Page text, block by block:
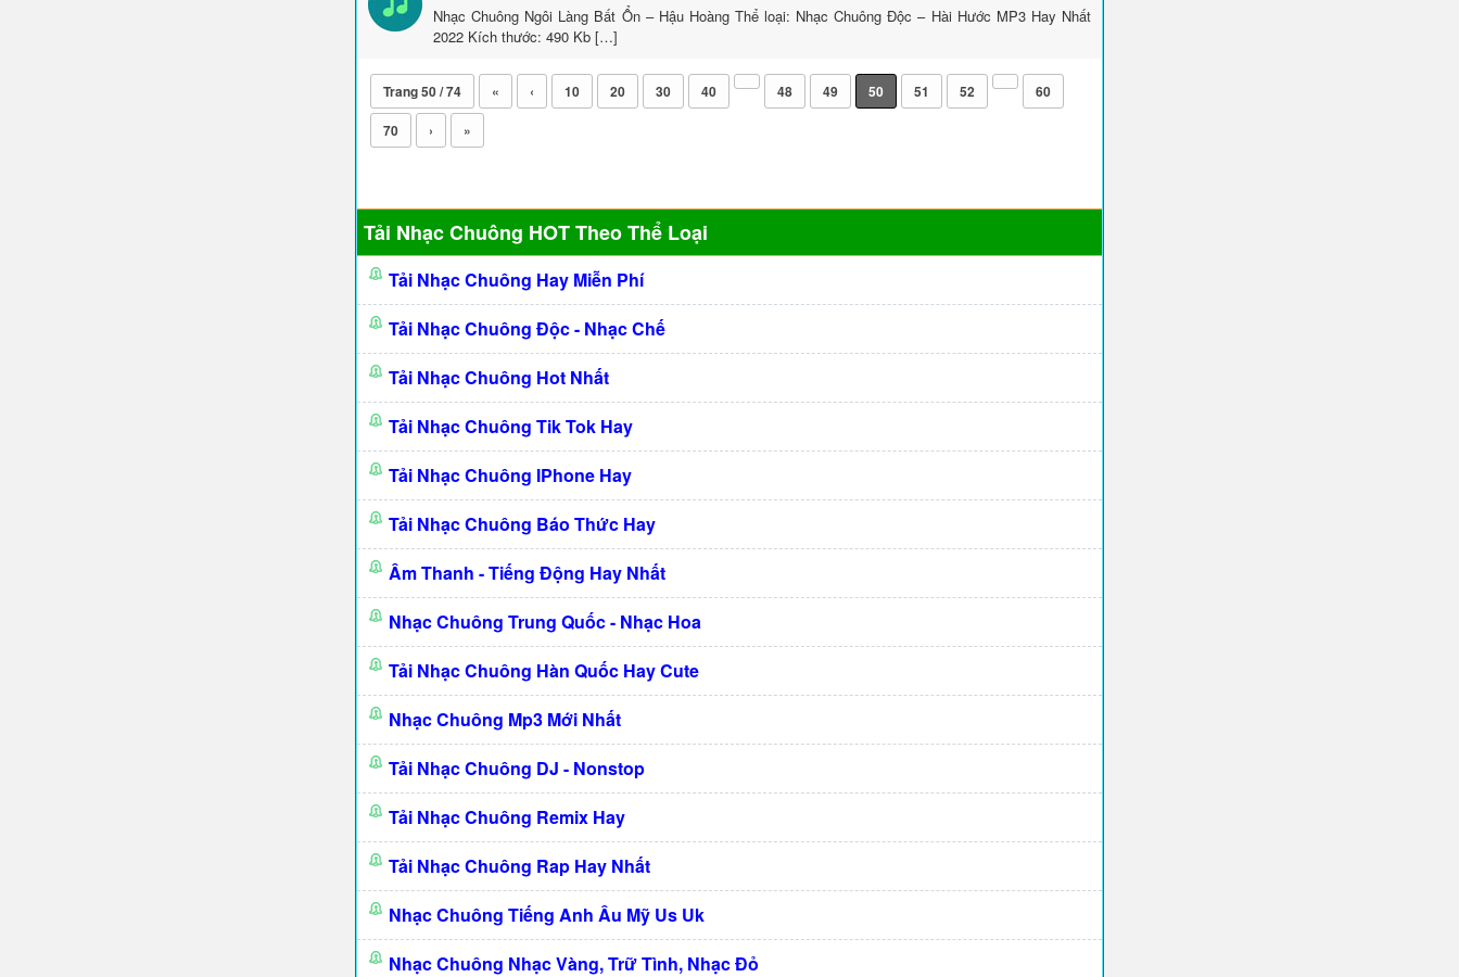
Nhạc Chuông Ngôi Làng Bất Ổn – Hậu Hoàng Thể loại: Nhạc Chuông Độc – Hài Hước MP3 Hay Nhất
2022 Kích thước: 490 Kb […]
Trang 50 / 74 « ‹ 10 20 30 40 48 49 50 51 52
60
70
› »
Tải Nhạc Chuông HOT Theo Thể Loại
Tải Nhạc Chuông Hay Miễn Phí
Tải Nhạc Chuông Độc - Nhạc Chế
Tải Nhạc Chuông Hot Nhất
Tải Nhạc Chuông Tik Tok Hay
Tải Nhạc Chuông IPhone Hay
Tải Nhạc Chuông Báo Thức Hay
Âm Thanh - Tiếng Động Hay Nhất
Nhạc Chuông Trung Quốc - Nhạc Hoa
Tải Nhạc Chuông Hàn Quốc Hay Cute
Nhạc Chuông Mp3 Mới Nhất
Tải Nhạc Chuông DJ - Nonstop
Tải Nhạc Chuông Remix Hay
Tải Nhạc Chuông Rap Hay Nhất
Nhạc Chuông Tiếng Anh Âu Mỹ Us Uk
Nhạc Chuông Nhạc Vàng, Trữ Tình, Nhạc Đỏ